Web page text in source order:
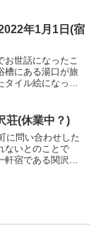
さ...年1月1日(宿
お世話になったこ
槽にある湯口が旅
タイル絵になって
宿泊することが
ぎ...
荘(休業中？)
に問い合わせした
ないとのことで
軒宿である関沢荘